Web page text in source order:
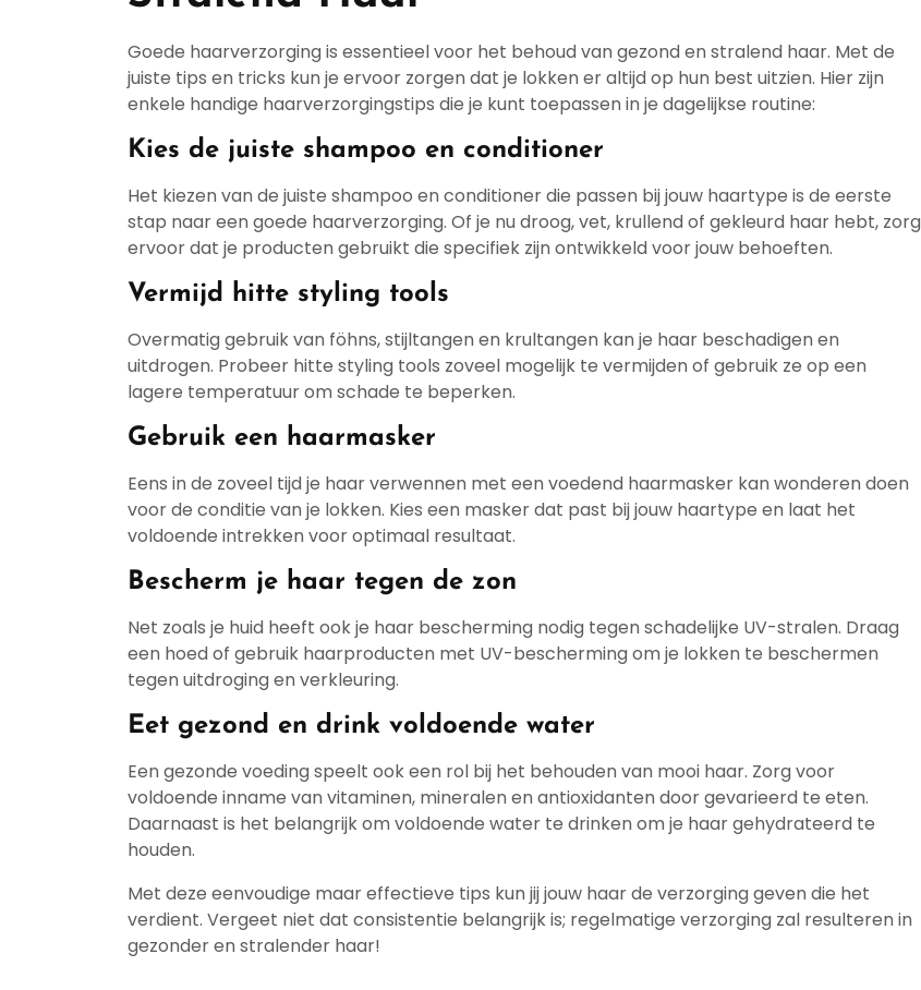
Goede haarverzorging is essentieel voor het behoud van gezond en stralend haar. Met de
juiste tips en tricks kun je ervoor zorgen dat je lokken er altijd op hun best uitzien. Hier zijn
enkele handige haarverzorgingstips die je kunt toepassen in je dagelijkse routine:
Kies de juiste shampoo en conditioner
Het kiezen van de juiste shampoo en conditioner die passen bij jouw haartype is de eerste
stap naar een goede haarverzorging. Of je nu droog, vet, krullend of gekleurd haar hebt, zorg
ervoor dat je producten gebruikt die specifiek zijn ontwikkeld voor jouw behoeften.
Vermijd hitte styling tools
Overmatig gebruik van föhns, stijltangen en krultangen kan je haar beschadigen en
uitdrogen. Probeer hitte styling tools zoveel mogelijk te vermijden of gebruik ze op een
lagere temperatuur om schade te beperken.
Gebruik een haarmasker
Eens in de zoveel tijd je haar verwennen met een voedend haarmasker kan wonderen doen
voor de conditie van je lokken. Kies een masker dat past bij jouw haartype en laat het
voldoende intrekken voor optimaal resultaat.
Bescherm je haar tegen de zon
Net zoals je huid heeft ook je haar bescherming nodig tegen schadelijke UV-stralen. Draag
een hoed of gebruik haarproducten met UV-bescherming om je lokken te beschermen
tegen uitdroging en verkleuring.
Eet gezond en drink voldoende water
Een gezonde voeding speelt ook een rol bij het behouden van mooi haar. Zorg voor
voldoende inname van vitaminen, mineralen en antioxidanten door gevarieerd te eten.
Daarnaast is het belangrijk om voldoende water te drinken om je haar gehydrateerd te
houden.
Met deze eenvoudige maar effectieve tips kun jij jouw haar de verzorging geven die het
verdient. Vergeet niet dat consistentie belangrijk is; regelmatige verzorging zal resulteren in
gezonder en stralender haar!